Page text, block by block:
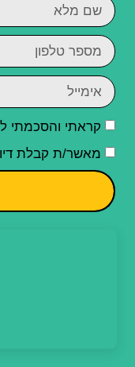
קראתי והסכמתי ל
מאשר/ת קבלת